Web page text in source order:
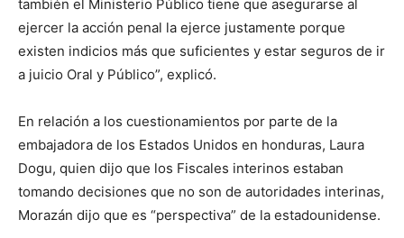
también el Ministerio Público tiene que asegurarse al
ejercer la acción penal la ejerce justamente porque
existen indicios más que suficientes y estar seguros de ir
a juicio Oral y Público”, explicó.
En relación a los cuestionamientos por parte de la
embajadora de los Estados Unidos en honduras, Laura
Dogu, quien dijo que los Fiscales interinos estaban
tomando decisiones que no son de autoridades interinas,
Morazán dijo que es “perspectiva” de la estadounidense.